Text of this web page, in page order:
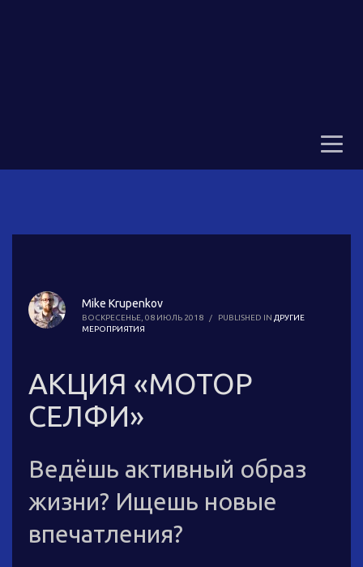
Mike Krupenkov
ВОСКРЕСЕНЬЕ, 08 ИЮЛЬ 2018 / PUBLISHED IN ДРУГИЕ
МЕРОПРИЯТИЯ
АКЦИЯ «МОТОР
СЕЛФИ»
Ведёшь активный образ
жизни? Ищешь новые
впечатления?